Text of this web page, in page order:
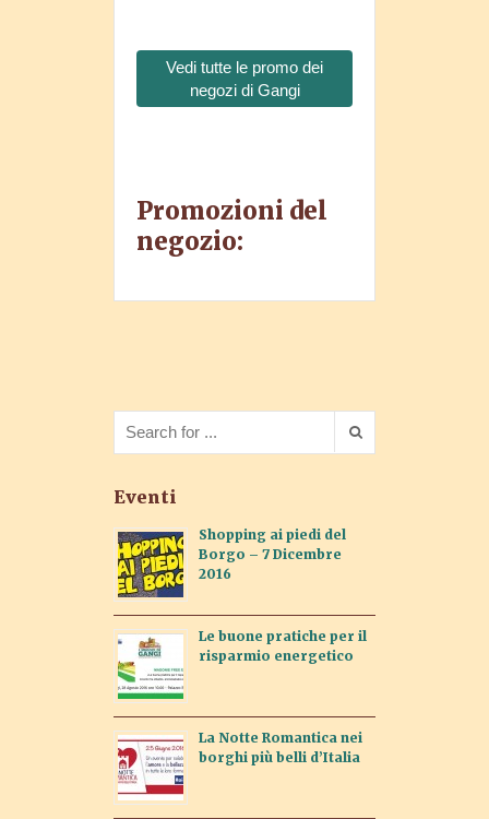
Vedi tutte le promo dei
negozi di Gangi
Promozioni del
negozio:
Eventi
Shopping ai piedi del
Borgo – 7 Dicembre
2016
Le buone pratiche per il
risparmio energetico
La Notte Romantica nei
borghi più belli d’Italia